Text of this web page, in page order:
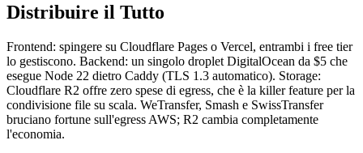
Distribuire il Tutto
Frontend: spingere su Cloudflare Pages o Vercel, entrambi i free tier
lo gestiscono. Backend: un singolo droplet DigitalOcean da $5 che
esegue Node 22 dietro Caddy (TLS 1.3 automatico). Storage:
Cloudflare R2 offre zero spese di egress, che è la killer feature per la
condivisione file su scala. WeTransfer, Smash e SwissTransfer
bruciano fortune sull'egress AWS; R2 cambia completamente
l'economia.